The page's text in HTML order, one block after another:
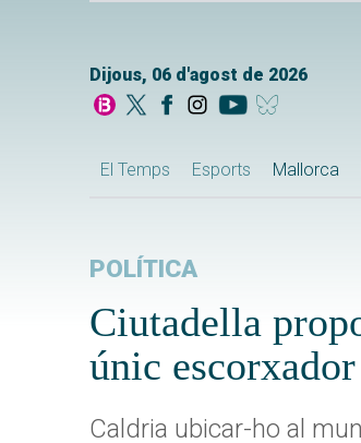
Dijous, 06 d'agost de 2026
El Temps Esports Mallorca
POLÍTICA
Ciutadella
únic
Caldria ubicar-ho al